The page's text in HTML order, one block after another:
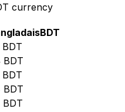
currency
BDT
BDT
BDT
BDT
BDT
BDT